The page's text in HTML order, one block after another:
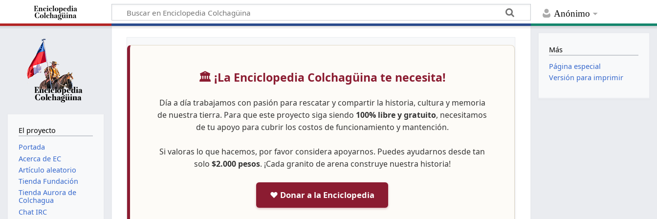
Anónimo
🏛️ ¡La Enciclopedia Colchagüina te necesita!
Día a día trabajamos con pasión para rescatar y compartir la historia, cultura y memoria
de nuestra tierra. Para que este proyecto siga siendo 100% libre y gratuito, necesitamos
de tu apoyo para cubrir los costos de funcionamiento y mantención.
Si valoras lo que hacemos, por favor considera apoyarnos. Puedes ayudarnos desde tan
solo $2.000 pesos. ¡Cada granito de arena construye nuestra historia!
❤️ Donar a la Enciclopedia
El proyecto
Portada
Acerca de EC
Artículo aleatorio
Tienda Fundación
Tienda Aurora de
Colchagua
Chat IRC
Más
Página especial
Versión para imprimir